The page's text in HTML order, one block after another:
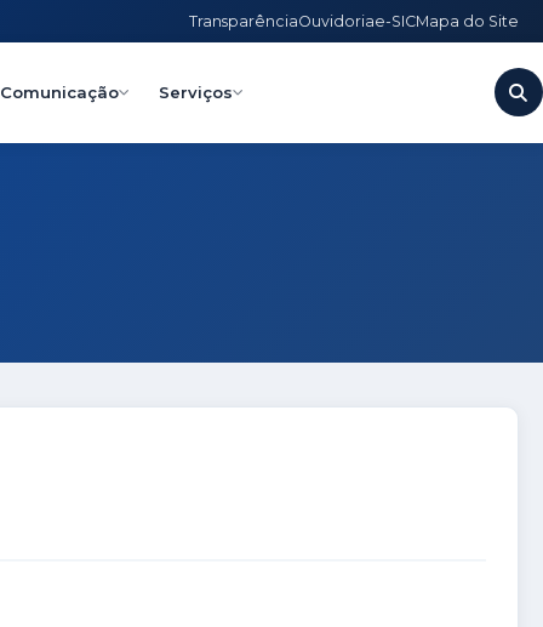
TransparênciaOuvidoriae-SICMapa do Site
Comunicação Serviços